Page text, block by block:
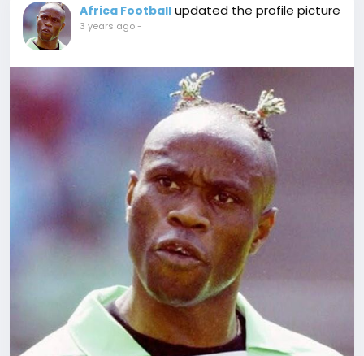
Africa Football updated the profile picture
3 years ago-